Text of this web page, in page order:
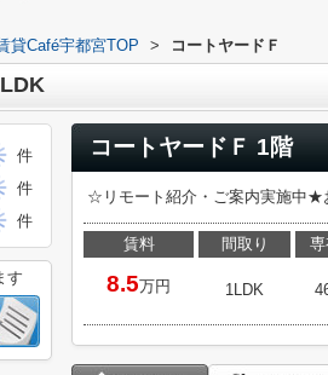
貸Café宇都宮TOP > コートヤードＦ
コートヤードＦ 1階
☆リモート紹介・ご案内実施中★
賃料
8.5万円
間取り
1LDK
件
件
件
す